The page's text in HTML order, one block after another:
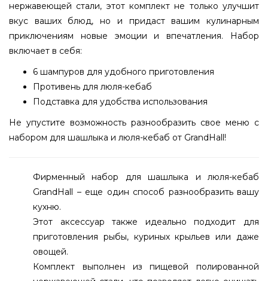
нержавеющей стали, этот комплект не только улучшит
вкус ваших блюд, но и придаст вашим кулинарным
приключениям новые эмоции и впечатления. Набор
включает в себя:
6 шампуров для удобного приготовления
Противень для люля-кебаб
Подставка для удобства использования
Не упустите возможность разнообразить свое меню с
набором для шашлыка и люля-кебаб от GrandHall!
Фирменный набор для шашлыка и люля-кебаб
GrandHall – еще один способ разнообразить вашу
кухню.
Этот аксессуар также идеально подходит для
приготовления рыбы, куриных крыльев или даже
овощей.
Комплект выполнен из пищевой полированной